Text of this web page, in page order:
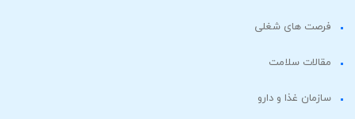
فرصت های شغلی
مقالات سلامت
سازمان غذا و دارو